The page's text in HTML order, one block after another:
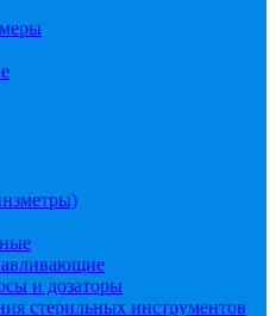
и дозаторы
стерильных инструментов